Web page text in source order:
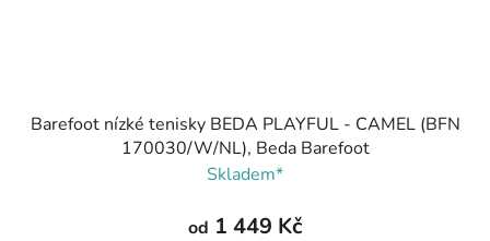
Barefoot nízké tenisky BEDA PLAYFUL - CAMEL (BFN
170030/W/NL), Beda Barefoot
Skladem*
od 1 449 Kč